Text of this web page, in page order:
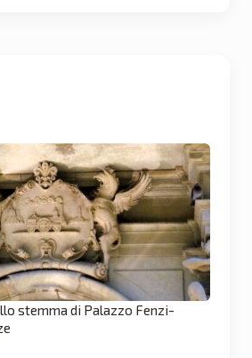
stemma di Palazzo Fenzi-